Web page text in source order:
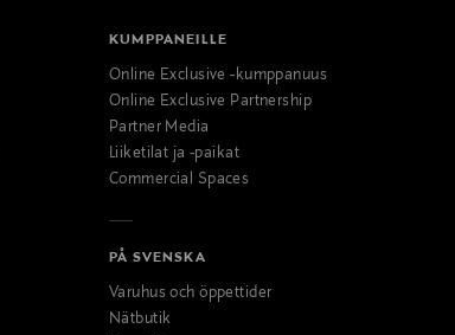
KUMPPANEILLE
Online Exclusive -kumppanuus
Online Exclusive Partnership
Partner Media
Liiketilat ja -paikat
Commercial Spaces
PÅ SVENSKA
Varuhus och öppettider
Nätbutik